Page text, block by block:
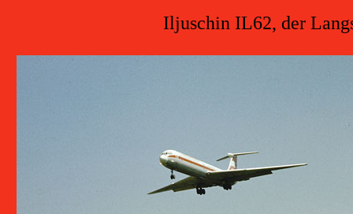
Iljuschin IL62, der